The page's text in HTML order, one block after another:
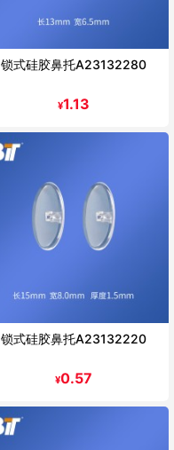
锁式硅胶鼻托A23132280
¥1.13
锁式硅胶鼻托A23132220
¥0.57